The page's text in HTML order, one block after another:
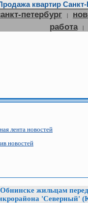
квартир
петербург |
работа
|
лента новостей
новостей
жильцам
'Северный'